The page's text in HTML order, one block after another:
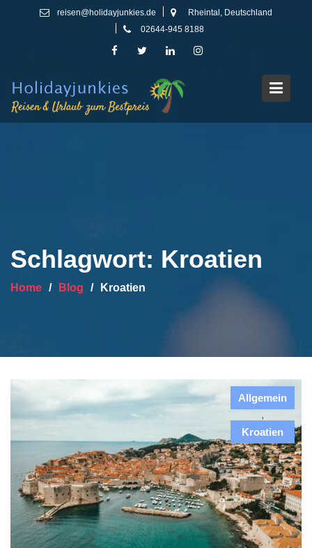
reisen@holidayjunkies.de
Rheintal, Deutschland
02644-945 8188
Schlagwort: Kroatien
Home Blog Kroatien
Allgemein
,
Kroatien